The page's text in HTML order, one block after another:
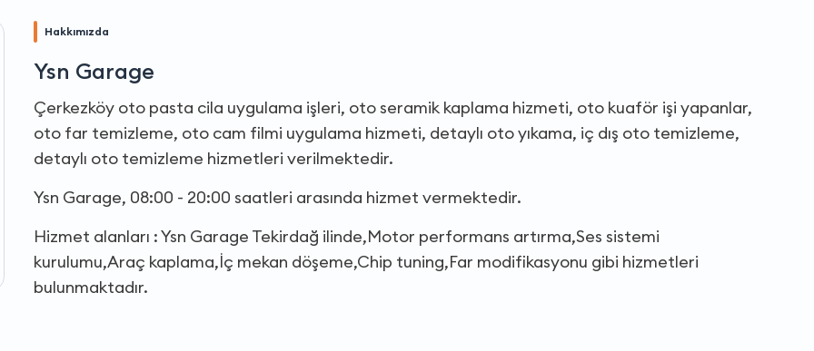
Hakkımızda
Ysn Garage
Çerkezköy oto pasta cila uygulama işleri, oto seramik kaplama hizmeti, oto kuaför işi yapanlar,
oto far temizleme, oto cam filmi uygulama hizmeti, detaylı oto yıkama, iç dış oto temizleme,
detaylı oto temizleme hizmetleri verilmektedir.
Ysn Garage, 08:00 - 20:00 saatleri arasında hizmet vermektedir.
Hizmet alanları : Ysn Garage Tekirdağ ilinde,Motor performans artırma,Ses sistemi
kurulumu,Araç kaplama,İç mekan döşeme,Chip tuning,Far modifikasyonu gibi hizmetleri
bulunmaktadır.